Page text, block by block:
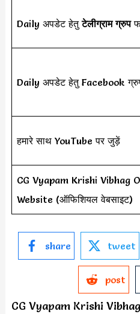
Daily अपडेट हेतुटेलीग्राम ग्रुप
Daily अपडेट हेतु Facebook
हमारे साथ YouTube पर जुड़ें
CG Vyapam Krishi Vibhag
Website (ऑफिशियल वेबसाइट)
share tweet
post
CG Vyapam Krishi